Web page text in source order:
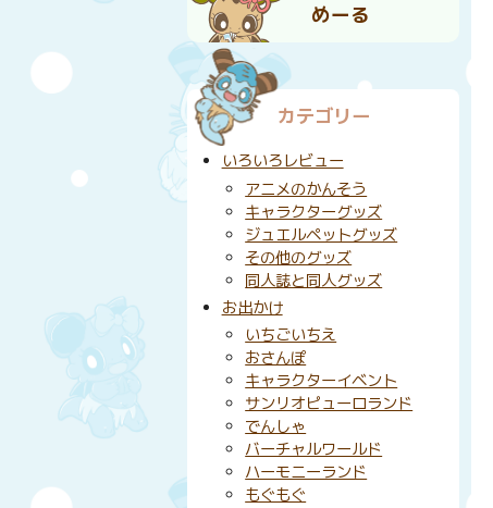
めーる
カテゴリー
いろいろレビュー
アニメのかんそう
キャラクターグッズ
ジュエルペットグッズ
その他のグッズ
同人誌と同人グッズ
お出かけ
いちごいちえ
おさんぽ
キャラクターイベント
サンリオピューロランド
でんしゃ
バーチャルワールド
ハーモニーランド
もぐもぐ